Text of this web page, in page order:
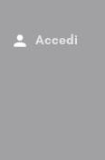
Accedi